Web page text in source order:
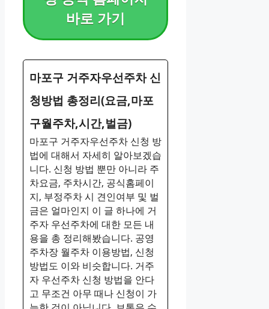
바로 가기
마포구 거주자우선주차 신
청방법 총정리(요금,마포
구월주차,시간,벌금)
마포구 거주자우선주차 신청 방
법에 대해서 자세히 알아보겠습
니다. 신청 방법 뿐만 아니라 주
차요금, 주차시간, 공식홈페이
지, 부정주차 시 견인여부 및 벌
금은 얼마인지 이 글 하나에 거
주자 우선주차에 대한 모든 내
용을 총 정리해봤습니다. 공영
주차장 월주차 이용방법, 신청
방법도 이와 비슷합니다. 거주
자 우선주차 신청 방법을 안다
고 무조건 아무 때나 신청이 가